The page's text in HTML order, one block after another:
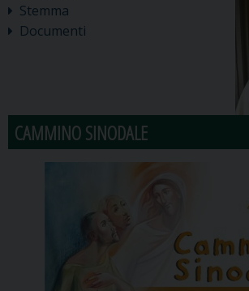
Stemma
Documenti
CAMMINO SINODALE